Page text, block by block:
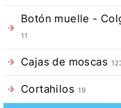
Botón muelle -
11
Cajas de moscas
Cortahilos 19